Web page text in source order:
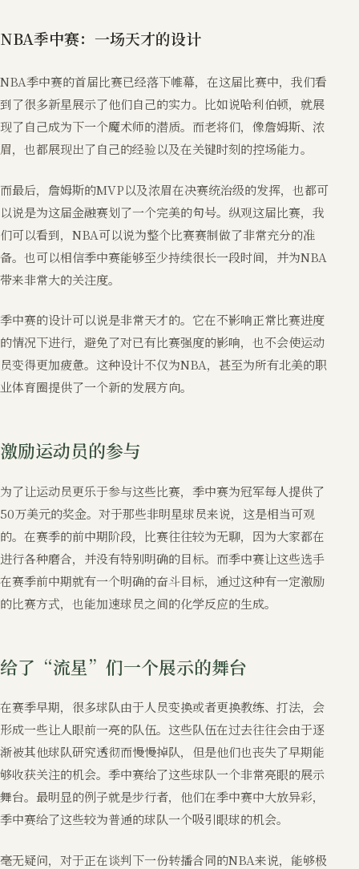
NBA季中赛：一场天才的设计
NBA季中赛的首届比赛已经落下帷幕，在这届比赛中，我们看
到了很多新星展示了他们自己的实力。比如说哈利伯顿，就展
现了自己成为下一个魔术师的潜质。而老将们，像詹姆斯、浓
眉，也都展现出了自己的经验以及在关键时刻的控场能力。
而最后，詹姆斯的MVP以及浓眉在决赛统治级的发挥，也都可
以说是为这届金融赛划了一个完美的句号。纵观这届比赛，我
们可以看到，NBA可以说为整个比赛赛制做了非常充分的准
备。也可以相信季中赛能够至少持续很长一段时间，并为NBA
带来非常大的关注度。
季中赛的设计可以说是非常天才的。它在不影响正常比赛进度
的情况下进行，避免了对已有比赛强度的影响，也不会使运动
员变得更加疲惫。这种设计不仅为NBA，甚至为所有北美的职
业体育圈提供了一个新的发展方向。
激励运动员的参与
为了让运动员更乐于参与这些比赛，季中赛为冠军每人提供了
50万美元的奖金。对于那些非明星球员来说，这是相当可观
的。在赛季的前中期阶段，比赛往往较为无聊，因为大家都在
进行各种磨合，并没有特别明确的目标。而季中赛让这些选手
在赛季前中期就有一个明确的奋斗目标，通过这种有一定激励
的比赛方式，也能加速球员之间的化学反应的生成。
给了“流星”们一个展示的舞台
在赛季早期，很多球队由于人员变换或者更换教练、打法，会
形成一些让人眼前一亮的队伍。这些队伍在过去往往会由于逐
渐被其他球队研究透彻而慢慢掉队，但是他们也丧失了早期能
够收获关注的机会。季中赛给了这些球队一个非常亮眼的展示
舞台。最明显的例子就是步行者，他们在季中赛中大放异彩，
季中赛给了这些较为普通的球队一个吸引眼球的机会。
毫无疑问，对于正在谈判下一份转播合同的NBA来说，能够极